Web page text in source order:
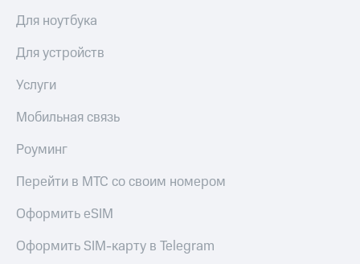
Для ноутбука
Для устройств
Услуги
Мобильная связь
Роуминг
Перейти в МТС со своим номером
Оформить eSIM
Оформить SIM-карту в Telegram